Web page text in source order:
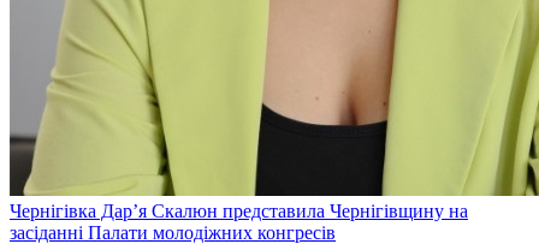
Чернігівка Дарʼя Скалюн представила Чернігівщину на
засіданні Палати молодіжних конгресів